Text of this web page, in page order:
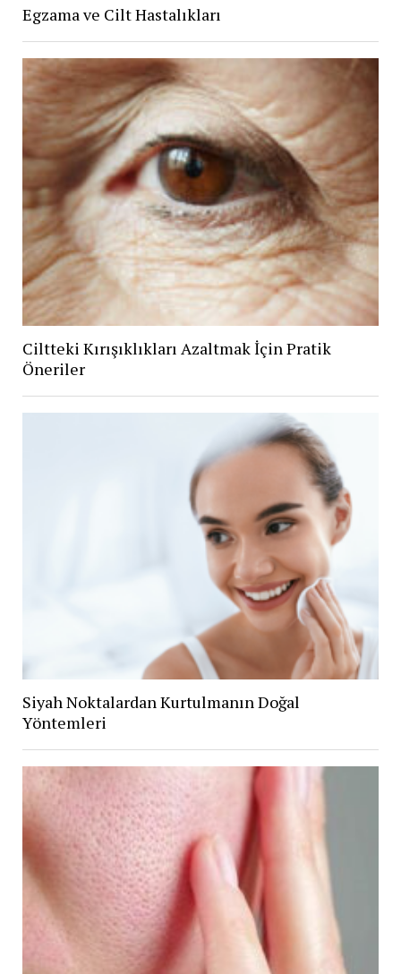
Egzama ve Cilt Hastalıkları
Ciltteki Kırışıklıkları Azaltmak İçin Pratik
Öneriler
Siyah Noktalardan Kurtulmanın Doğal
Yöntemleri